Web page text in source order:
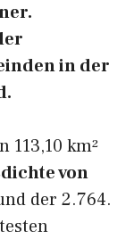
in der
113,10 km²
von
der 2.764.